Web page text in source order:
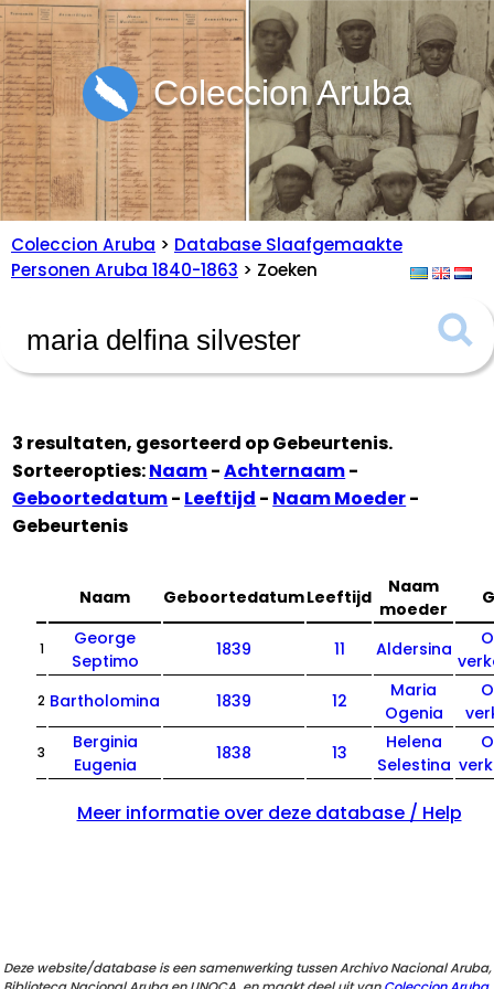
Coleccion Aruba
Coleccion Aruba > Database Slaafgemaakte
Personen Aruba 1840-1863 > Zoeken
3 resultaten, gesorteerd opGebeurtenis.
Sorteeropties:Naam-Achternaam-
Geboortedatum- Leeftijd - Naam Moeder-
Gebeurtenis
Naam GeboortedatumLeeftijd
Naam
moeder
1
George
Septimo
1839 11 Aldersina
2 Bartholomina 1839 12
Maria
Ogenia
3
Berginia
Eugenia
1838 13
Helena
Selestina
Meer informatie over deze database / Help
Deze website/database is een samenwerking tussen Archivo Nacional Aruba,